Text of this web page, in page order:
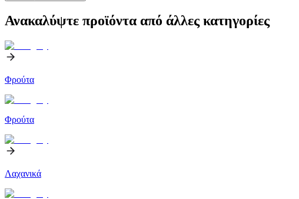
Ανακαλύψτε προϊόντα από άλλες κατηγορίες
Φρούτα
Φρούτα
Λαχανικά